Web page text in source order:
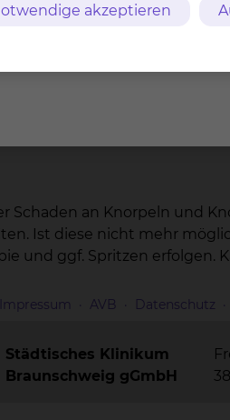
kommt weiterhin
Bei Verdacht einer
Schaden an Knorpeln und
Ist diese nicht mehr
und ggf. Spritzen
Impressum AVB Datenschutz
Städtisches Klinikum
Braunschweig gGmbH
akzeptieren